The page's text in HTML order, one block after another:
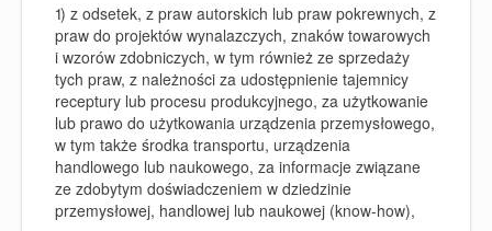
1) z odsetek, z praw autorskich lub praw pokrewnych, z
praw do projektów wynalazczych, znaków towarowych
i wzorów zdobniczych, w tym również ze sprzedaży
tych praw, z należności za udostępnienie tajemnicy
receptury lub procesu produkcyjnego, za użytkowanie
lub prawo do użytkowania urządzenia przemysłowego,
w tym także środka transportu, urządzenia
handlowego lub naukowego, za informacje związane
ze zdobytym doświadczeniem w dziedzinie
przemysłowej, handlowej lub naukowej (know-how),